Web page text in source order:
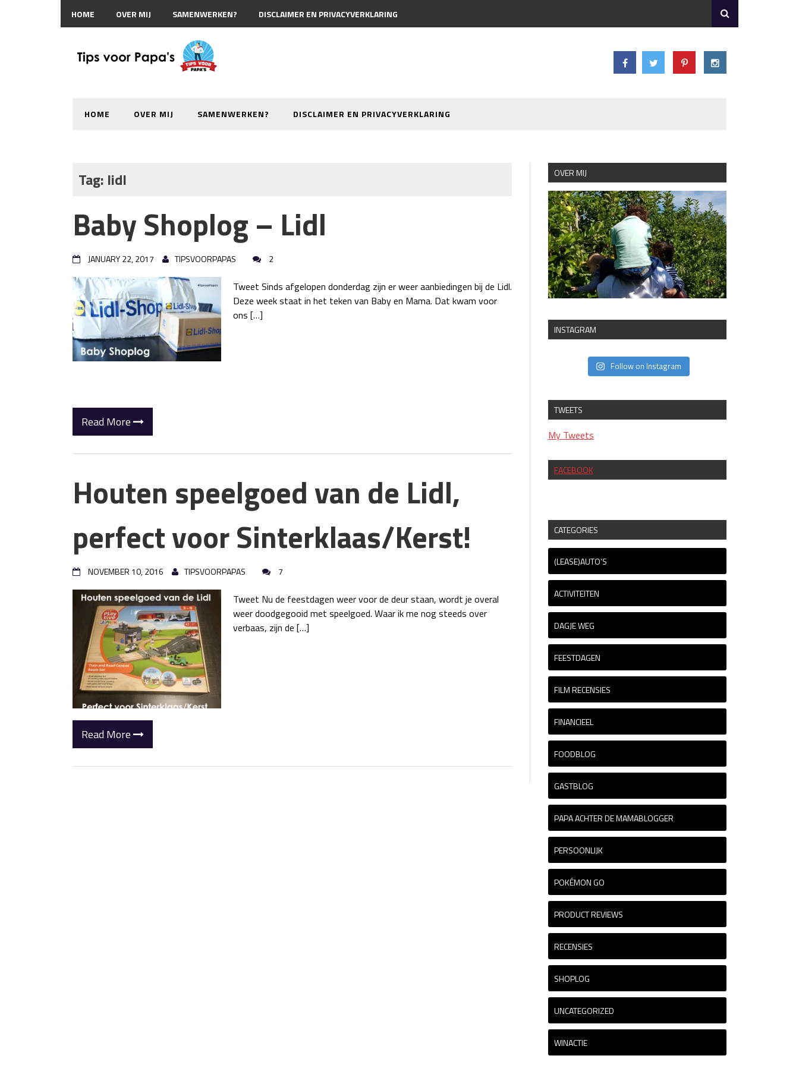
HOME OVER MIJ SAMENWERKEN? DISCLAIMER EN PRIVACYVERKLARING
HOME OVER MIJ SAMENWERKEN? DISCLAIMER EN PRIVACYVERKLARING
Tag: lidl
Baby Shoplog – Lidl
JANUARY 22, 2017 TIPSVOORPAPAS 2
Tweet Sinds afgelopen donderdag zijn er weer aanbiedingen bij de Lidl.
Deze week staat in het teken van Baby en Mama. Dat kwam voor
ons […]
Read More
Houten speelgoed van de Lidl,
perfect voor Sinterklaas/Kerst!
NOVEMBER 10, 2016 TIPSVOORPAPAS 7
Tweet Nu de feestdagen weer voor de deur staan, wordt je overal
weer doodgegooid met speelgoed. Waar ik me nog steeds over
verbaas, zijn de […]
Read More
OVER MIJ
INSTAGRAM
Follow on Instagram
TWEETS
My Tweets
FACEBOOK
CATEGORIES
(LEASE)AUTO'S
ACTIVITEITEN
DAGJE WEG
FEESTDAGEN
FILM RECENSIES
FINANCIEEL
FOODBLOG
GASTBLOG
PAPA ACHTER DE MAMABLOGGER
PERSOONLIJK
POKÉMON GO
PRODUCT REVIEWS
RECENSIES
SHOPLOG
UNCATEGORIZED
WINACTIE